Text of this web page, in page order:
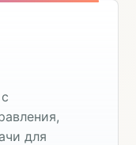
для